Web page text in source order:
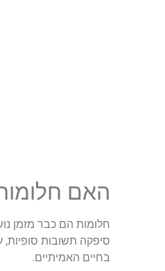
האם
חלומות הם כבר מזמן
סיפקה תשובות סופיות,
בחיים האמיתיים.